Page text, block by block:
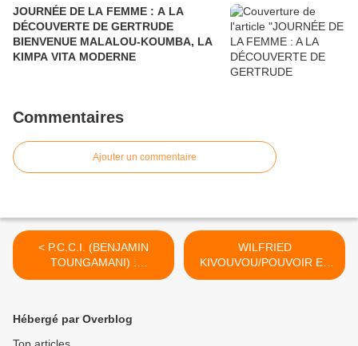
JOURNÉE DE LA FEMME : A LA
DÉCOUVERTE DE GERTRUDE
BIENVENUE MALALOU-KOUMBA, LA
KIMPA VITA MODERNE
Commentaires
Ajouter un commentaire
< P.C.C.I. (BENJAMIN
TOUNGAMANI) :
Communiqué relatif à
WILFRIED
KIVOUVOU/POUVOIR ET
CONSTITUTION AU
Hébergé par Overblog